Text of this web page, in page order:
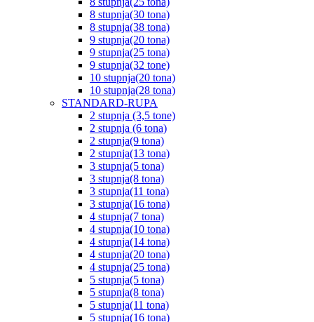
8 stupnja(30 tona)
8 stupnja(38 tona)
9 stupnja(20 tona)
9 stupnja(25 tona)
9 stupnja(32 tone)
10 stupnja(20 tona)
10 stupnja(28 tona)
STANDARD-RUPA
2 stupnja (3,5 tone)
2 stupnja (6 tona)
2 stupnja(9 tona)
2 stupnja(13 tona)
3 stupnja(5 tona)
3 stupnja(8 tona)
3 stupnja(11 tona)
3 stupnja(16 tona)
4 stupnja(7 tona)
4 stupnja(10 tona)
4 stupnja(14 tona)
4 stupnja(20 tona)
4 stupnja(25 tona)
5 stupnja(5 tona)
5 stupnja(8 tona)
5 stupnja(11 tona)
5 stupnja(16 tona)